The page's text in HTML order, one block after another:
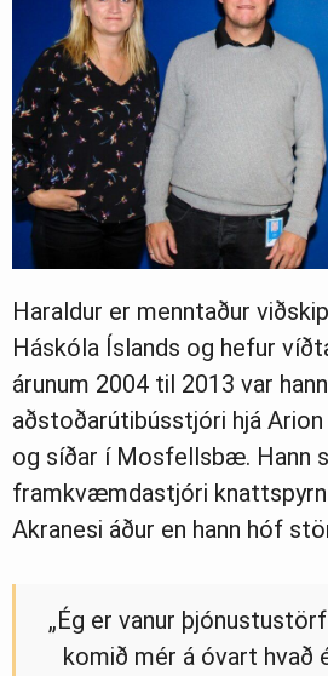
Haraldur er menntaður
Háskóla Íslands og hefur
árunum 2004 til 2013 var hann
aðstoðarútibússtjóri hjá Arion
og síðar í Mosfellsbæ. Hann
framkvæmdastjóri
Akranesi áður en hann hóf
„Ég er vanur
komið mér á óvart hvað